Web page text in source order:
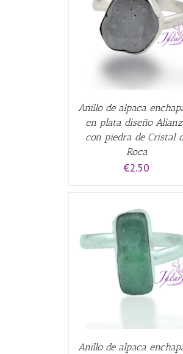
Anillo de alpaca
en plata diseño
con piedra de Cristal
Roca
€2.50
Anillo de alpaca